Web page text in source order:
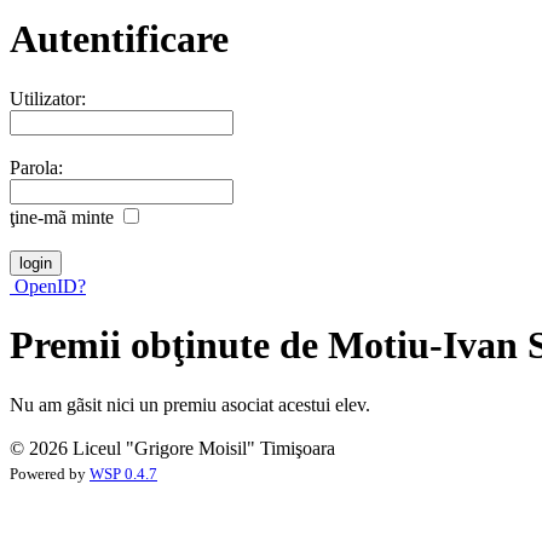
Autentificare
Utilizator:
Parola:
ţine-mã minte
OpenID?
Premii obţinute de Motiu-Ivan
Nu am gãsit nici un premiu asociat acestui elev.
© 2026 Liceul "Grigore Moisil" Timişoara
Powered by WSP 0.4.7